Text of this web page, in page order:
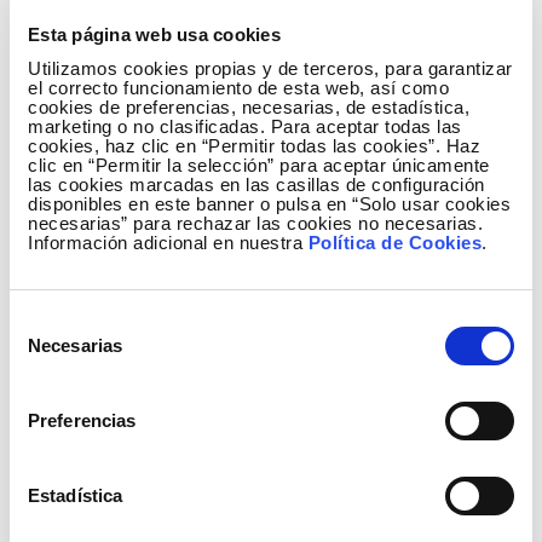
Esta página web usa cookies
Utilizamos cookies propias y de terceros, para garantizar
el correcto funcionamiento de esta web, así como
cookies de preferencias, necesarias, de estadística,
marketing o no clasificadas. Para aceptar todas las
cookies, haz clic en “Permitir todas las cookies”. Haz
clic en “Permitir la selección” para aceptar únicamente
las cookies marcadas en las casillas de configuración
disponibles en este banner o pulsa en “Solo usar cookies
necesarias” para rechazar las cookies no necesarias.
Información adicional en nuestra Política de Cookies.
Necesarias
Preferencias
Estadística
redes de transporte eléctrico.
Silvia Bruno, directora de Elewit, explica que
“esta operación nos permite estar al tanto de
tecnologías emergentes que pueden
transformar la forma en que planificamos y
operamos nuestras redes”. “Al mismo tiempo,
consolidamos nuestro compromiso como
ejecutivo y cofundador de AssetCool, afirma
que “AssetCool se encuentra ahora en una
relaciones sólidas con empresas de servicios
públicos son fundamentales para el éxito. Por